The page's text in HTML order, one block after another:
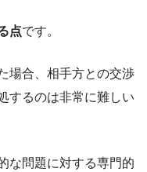
点です。
場合、相手方との交渉
するのは非常に難しい
な問題に対する専門的